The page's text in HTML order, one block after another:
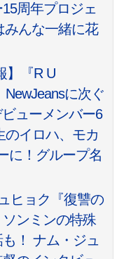
15周年プロジェ
みんな一緒に花
】『R U
NewJeansに次ぐ
ューメンバー6
のイロハ、モカ
に！グループ名
ヒョク『復讐の
ンミンの特殊
！ ナム・ジュ